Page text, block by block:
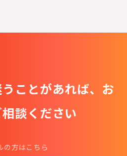
ことがあれば、 お
談ください
の方はこちら